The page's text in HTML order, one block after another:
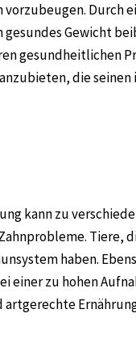
Durch
Gewicht
gesundheitlichen
die
kann zu
Tiere,
haben.
einer zu hohen
artgerechte